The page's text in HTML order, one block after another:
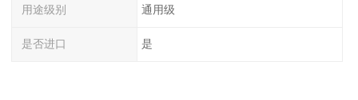
用途级别 通用级
是否进口 是